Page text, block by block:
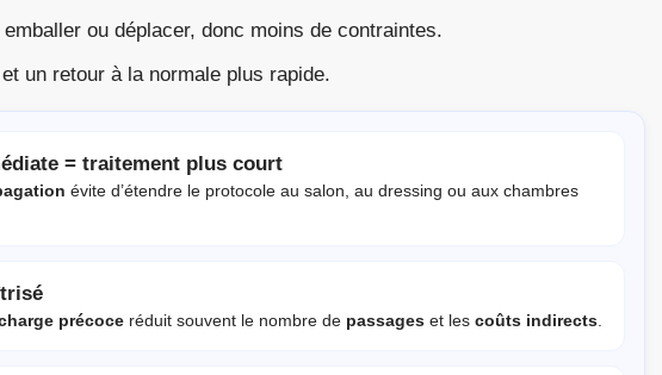
emballer ou déplacer, donc moins de contraintes.
un retour à la normale plus rapide.
= traitement plus court
évite d’étendre le protocole au salon, au dressing ou aux chambres
précoce réduit souvent le nombre de passages et les coûts indirects